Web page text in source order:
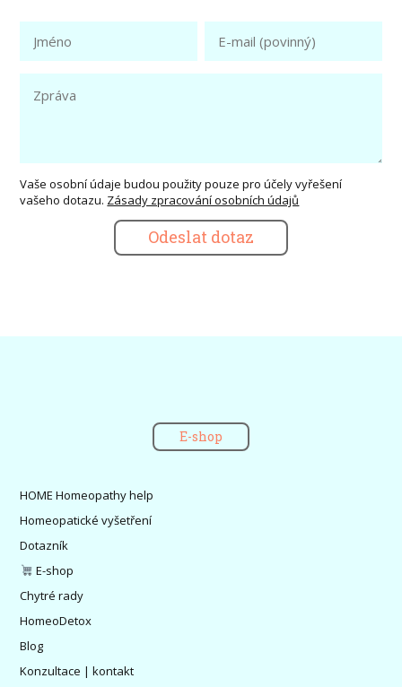
Vaše osobní údaje budou použity pouze pro účely vyřešení
vašeho dotazu. Zásady zpracování osobních údajů
Odeslat dotaz
E-shop
HOME Homeopathy help
Homeopatické vyšetření
Dotazník
E-shop
Chytré rady
HomeoDetox
Blog
Konzultace | kontakt